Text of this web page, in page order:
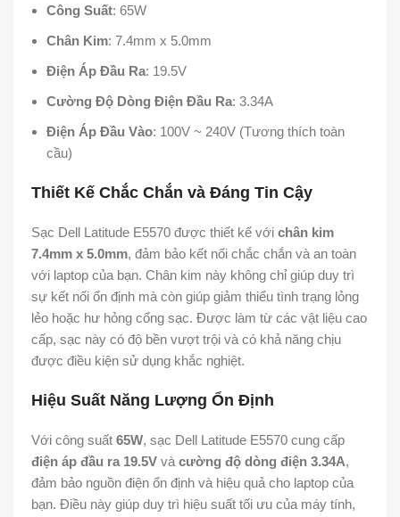
Công Suất: 65W
Chân Kim: 7.4mm x 5.0mm
Điện Áp Đầu Ra: 19.5V
Cường Độ Dòng Điện Đầu Ra: 3.34A
Điện Áp Đầu Vào: 100V ~ 240V (Tương thích toàn
cầu)
Thiết Kế Chắc Chắn và Đáng Tin Cậy
Sạc Dell Latitude E5570 được thiết kế với chân kim
7.4mm x 5.0mm, đảm bảo kết nối chắc chắn và an toàn
với laptop của bạn. Chân kim này không chỉ giúp duy trì
sự kết nối ổn định mà còn giúp giảm thiểu tình trạng lỏng
lẻo hoặc hư hỏng cổng sạc. Được làm từ các vật liệu cao
cấp, sạc này có độ bền vượt trội và có khả năng chịu
được điều kiện sử dụng khắc nghiệt.
Hiệu Suất Năng Lượng Ổn Định
Với công suất 65W, sạc Dell Latitude E5570 cung cấp
điện áp đầu ra 19.5V và cường độ dòng điện 3.34A,
đảm bảo nguồn điện ổn định và hiệu quả cho laptop của
bạn. Điều này giúp duy trì hiệu suất tối ưu của máy tính,